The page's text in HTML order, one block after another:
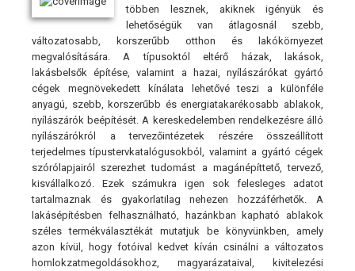
többen lesznek, akiknek igényük és
lehetőségük van átlagosnál szebb,
változatosabb, korszerűbb otthon és lakókörnyezet
megvalósítására. A típusoktól eltérő házak, lakások,
lakásbelsők építése, valamint a hazai, nyílászárókat gyártó
cégek megnövekedett kínálata lehetővé teszi a különféle
anyagú, szebb, korszerűbb és energiatakarékosabb ablakok,
nyílászárók beépítését. A kereskedelemben rendelkezésre álló
nyílászárókról a tervezőintézetek részére összeállított
terjedelmes típustervkatalógusokból, valamint a gyártó cégek
szórólapjairól szerezhet tudomást a magánépíttető, tervező,
kisvállalkozó. Ezek számukra igen sok felesleges adatot
tartalmaznak és gyakorlatilag nehezen hozzáférhetők. A
lakásépítésben felhasználható, hazánkban kapható ablakok
széles termékválasztékát mutatjuk be könyvünkben, amely
azon kívül, hogy fotóival kedvet kíván csinálni a változatos
homlokzatmegoldásokhoz, magyarázataival, kivitelezési